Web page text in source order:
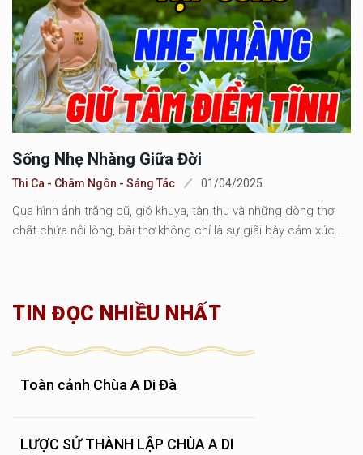
Sống Nhẹ Nhàng Giữa Đời
Thi Ca - Châm Ngôn - Sáng Tác 01/04/2025
Qua hình ảnh trăng cũ, gió khuya, tàn thu và những dòng thơ
chất chứa nỗi lòng, bài thơ không chỉ là sự giãi bày cảm xúc...
TIN ĐỌC NHIỀU NHẤT
Toàn cảnh Chùa A Di Đà
LƯỢC SỬ THÀNH LẬP CHÙA A DI